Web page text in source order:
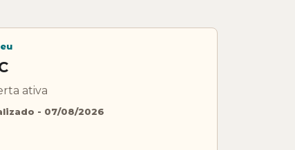
ativa
- 07/08/2026